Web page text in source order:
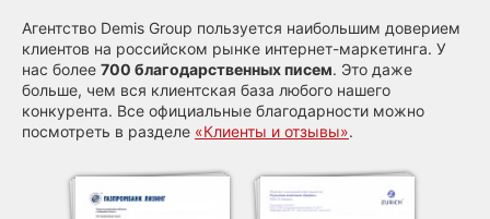
Агентство Demis Group пользуется наибольшим доверием
клиентов на российском рынке интернет-маркетинга. У
нас более 700 благодарственных писем. Это даже
больше, чем вся клиентская база любого нашего
конкурента. Все официальные благодарности можно
посмотреть в разделе «Клиенты и отзывы».